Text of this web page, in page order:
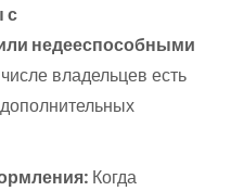
с
недееспособными
владельцев есть
Когда